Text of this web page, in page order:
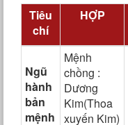
Tiêu
chí
HỢP
Ngũ
hành
bản
mệnh
Mệnh
chồng :
Dương
Kim(Thoa
xuyến Kim)